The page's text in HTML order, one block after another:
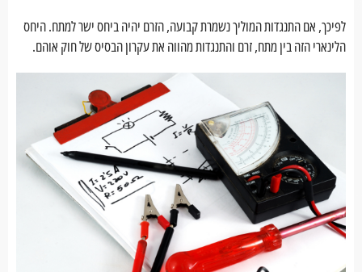
לפיכך, אם התנגדות המוליך נשמרת קבועה, הזרם יהיה ביחס ישר למתח. היחס
הלינארי הזה בין מתח, זרם והתנגדות מהווה את עקרון הבסיס של חוק אוהם.